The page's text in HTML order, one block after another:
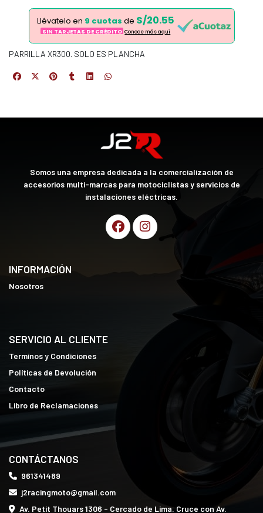
Llévatelo en 9 cuotas de S/20.55
SIN TARJETAS DE CRÉDITO Conoce más aqui
PARRILLA XR300. SOLO ES PLANCHA
Somos una empresa dedicada a la comercialización de
accesorios multi-marcas para motociclistas y servicios de
instalaciones eléctricas.
INFORMACIÓN
Nosotros
SERVICIO AL CLIENTE
Terminos y Condiciones
Políticas de Devolución
Contacto
Libro de Reclamaciones
CONTÁCTANOS
961341489
j2racingmoto@gmail.com
Av. Petit Thouars 1306 - Cercado de Lima. Cruce con Av.